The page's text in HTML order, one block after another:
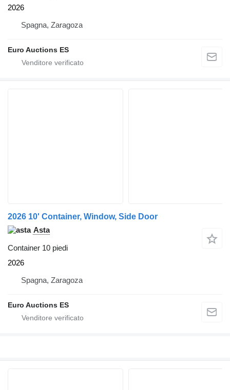
2026
Spagna, Zaragoza
Euro Auctions ES
2026 10' Container, Window, Side Door
Asta
Container 10 piedi
2026
Spagna, Zaragoza
Euro Auctions ES